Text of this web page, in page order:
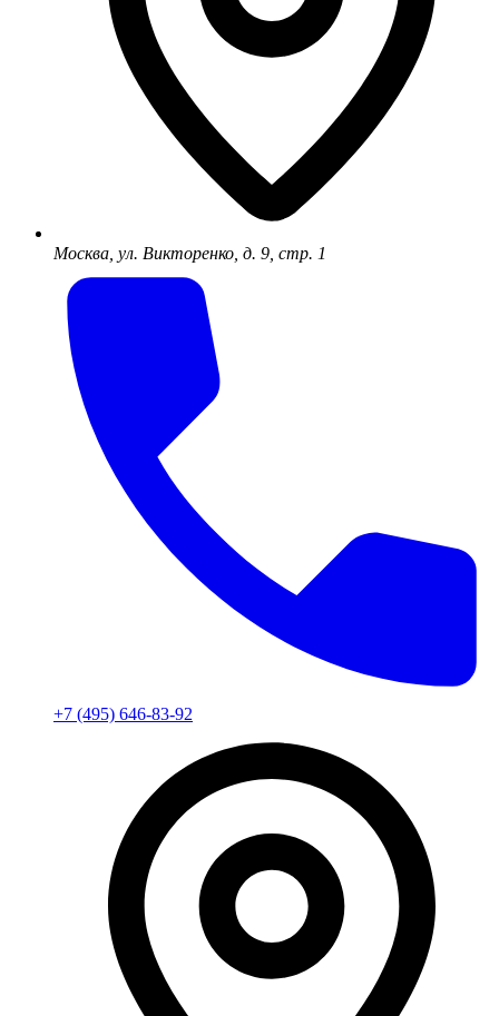
Москва, ул. Викторенко, д. 9, стр. 1
+7 (495) 646-83-92